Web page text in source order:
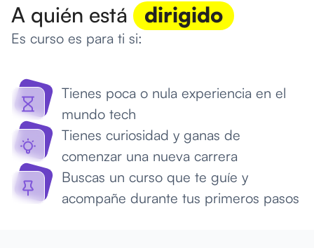
A quién está dirigido
Es curso es para ti si:
Tienes poca o nula experiencia en el
mundo tech
Tienes curiosidad y ganas de
comenzar una nueva carrera
Buscas un curso que te guíe y
acompañe durante tus primeros pasos